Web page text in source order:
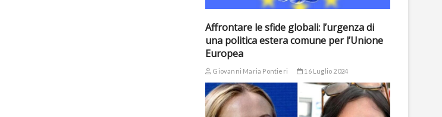
Affrontare le sfide globali: l’urgenza di
una politica estera comune per l’Unione
Europea
Giovanni Maria Pontieri 16 Luglio 2024